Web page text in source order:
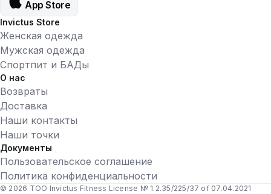
App Store
Invictus Store
Женская одежда
Мужская одежда
Спортпит и БАДы
О нас
Возвраты
Доставка
Наши контакты
Наши точки
Документы
Пользовательское соглашение
Политика конфиденциальности
© 2026 ТОО Invictus Fitness License № 1.2.35/225/37 of 07.04.2021